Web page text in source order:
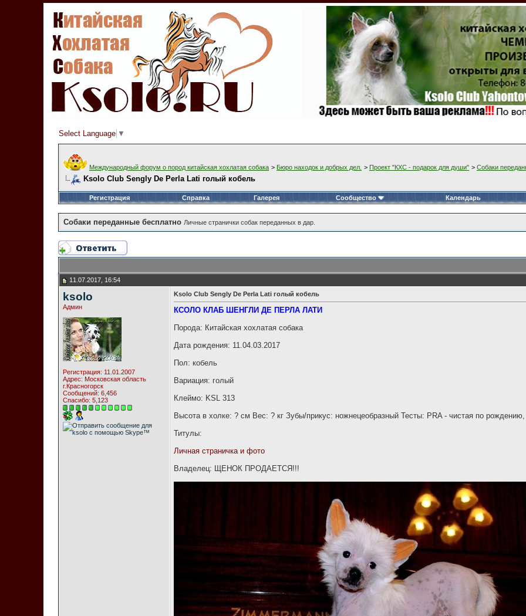
Select Language ▼
Международный форум о пород китайская хохлатая собака > Бюро находок и добрых дел. > Проект "КХС - подарок для души" > Собаки
Ksolo Club Sengly De Perla Lati голый кобель
Регистрация Справка Галерея Сообщество Календарь
Собаки переданные бесплатно Личные странички собак переданных в дар.
11.07.2017, 16:54
ksolo
Админ
Регистрация: 11.01.2007
Адрес: Московская область
г.Красногорск
Сообщений: 6,456
Спасибо: 5,123
Ksolo Club Sengly De Perla Lati голый кобель
КСОЛО КЛАБ ШЕНГЛИ ДЕ ПЕРЛА ЛАТИ
Порода: Китайская хохлатая собака
Дата рождения: 11.04.03.2017
Пол: кобель
Вариация: голый
Клеймо: KSL 313
Высота в холке: ? см Вес: ? кг Зубы/прикус: ножнецеобразный Тесты: PRA - чистая по
Титулы:
Личная страничка и фото
Владелец: ЩЕНОК ПРОДАЕТСЯ!!!